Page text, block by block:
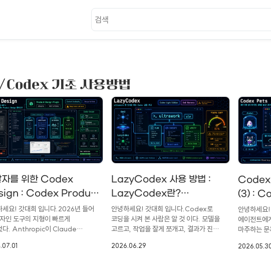
기초 사용방법
자를 위한 Codex
: Codex Product
플러그인 사용방법
Product Design
얼)
세요! 갓대희 입니다.2026년 들어
인 도구의 지형이 빠르게
다. Anthropic이 Claude
자인 Figma의 주가가 상당 폭
LazyCodex 사용 방법 :
LazyCodex란?
ultrawork, ulw-loop,
멀티모델 라우팅, 토큰
비용까지(LazyCodex
Light Edition과 OmO
안녕하세요! 갓대희 입니다.Codex로
코딩을 시켜 본 사람은 알 것 이다. 모델을
고르고, 작업을 잘게 쪼개고, 결과가 진짜
사람 몫으로 남는다. 도구는 똑똑한데, 그
2026.06.29
Codex
(3) :
사용 방
에이전
나만의
안녕하세
에이전트에
마주하는
기다리는지,